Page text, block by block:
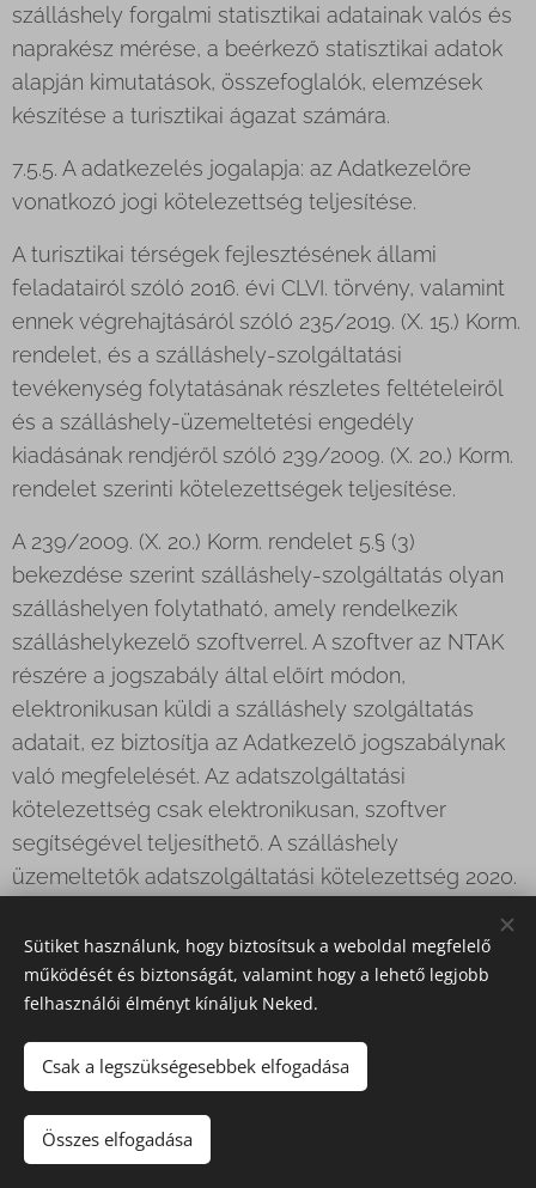
szálláshely forgalmi statisztikai adatainak valós és
naprakész mérése, a beérkező statisztikai adatok
alapján kimutatások, összefoglalók, elemzések
készítése a turisztikai ágazat számára.
7.5.5. A adatkezelés jogalapja: az Adatkezelőre
vonatkozó jogi kötelezettség teljesítése.
A turisztikai térségek fejlesztésének állami
feladatairól szóló 2016. évi CLVI. törvény, valamint
ennek végrehajtásáról szóló 235/2019. (X. 15.) Korm.
rendelet, és a szálláshely-szolgáltatási
tevékenység folytatásának részletes feltételeiről
és a szálláshely-üzemeltetési engedély
kiadásának rendjéről szóló 239/2009. (X. 20.) Korm.
rendelet szerinti kötelezettségek teljesítése.
A 239/2009. (X. 20.) Korm. rendelet 5.§ (3)
bekezdése szerint szálláshely-szolgáltatás olyan
szálláshelyen folytatható, amely rendelkezik
szálláshelykezelő szoftverrel. A szoftver az NTAK
részére a jogszabály által előírt módon,
elektronikusan küldi a szálláshely szolgáltatás
adatait, ez biztosítja az Adatkezelő jogszabálynak
való megfelelését. Az adatszolgáltatási
kötelezettség csak elektronikusan, szoftver
segítségével teljesíthető. A szálláshely
üzemeltetők adatszolgáltatási kötelezettség 2020.
7.5.6. Az adatok megismerésére jogosult
személyek köre:
- Adatkezelő, és Adatkezelő felesége (Veresné
Besze Andrea),
- Magyar Turisztikai Ügynökség: a beérkező
statisztikai adatok alapján kimutatásokat,
Sütiket használunk, hogy biztosítsuk a weboldal megfelelő
működését és biztonságát, valamint hogy a lehető legjobb
felhasználói élményt kínáljuk Neked.
Csak a legszükségesebbek elfogadása
Összes elfogadása